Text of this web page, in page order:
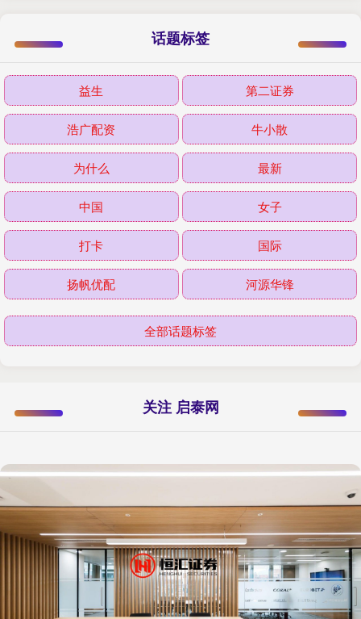
话题标签
益生 第二证券
浩广配资 牛小散
为什么 最新
中国 女子
打卡 国际
扬帆优配 河源华锋
全部话题标签
关注 启泰网